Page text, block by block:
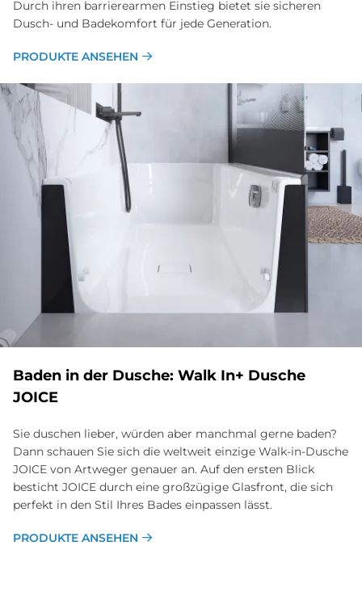
Durch ihren barrierearmen Einstieg bietet sie sicheren
Dusch- und Badekomfort für jede Generation.
PRODUKTE ANSEHEN
Ba­den in der Du­sche: Walk In+ Du­sche
JOICE
Sie duschen lieber, würden aber manchmal gerne baden?
Dann schauen Sie sich die weltweit einzige Walk-in-Dusche
JOICE von Artweger genauer an. Auf den ersten Blick
besticht JOICE durch eine großzügige Glasfront, die sich
perfekt in den Stil Ihres Bades einpassen lässt.
PRODUKTE ANSEHEN